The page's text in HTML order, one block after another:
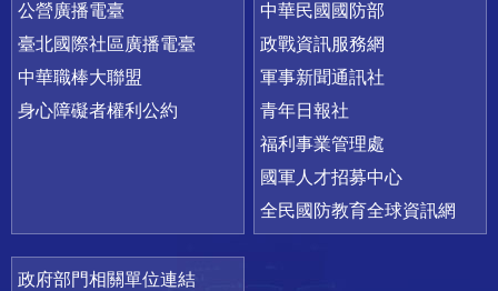
公營廣播電臺
臺北國際社區廣播電臺
中華職棒大聯盟
身心障礙者權利公約
中華民國國防部
政戰資訊服務網
軍事新聞通訊社
青年日報社
福利事業管理處
國軍人才招募中心
全民國防教育全球資訊網
政府部門相關單位連結